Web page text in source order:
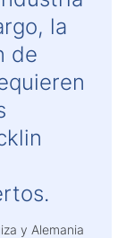
la
de
y Alemania